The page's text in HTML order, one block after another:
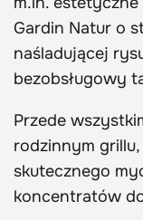
Gardin Natur o
naśladującej
bezobsługowy
Przede
rodzinnym grillu,
skutecznego
koncentratów